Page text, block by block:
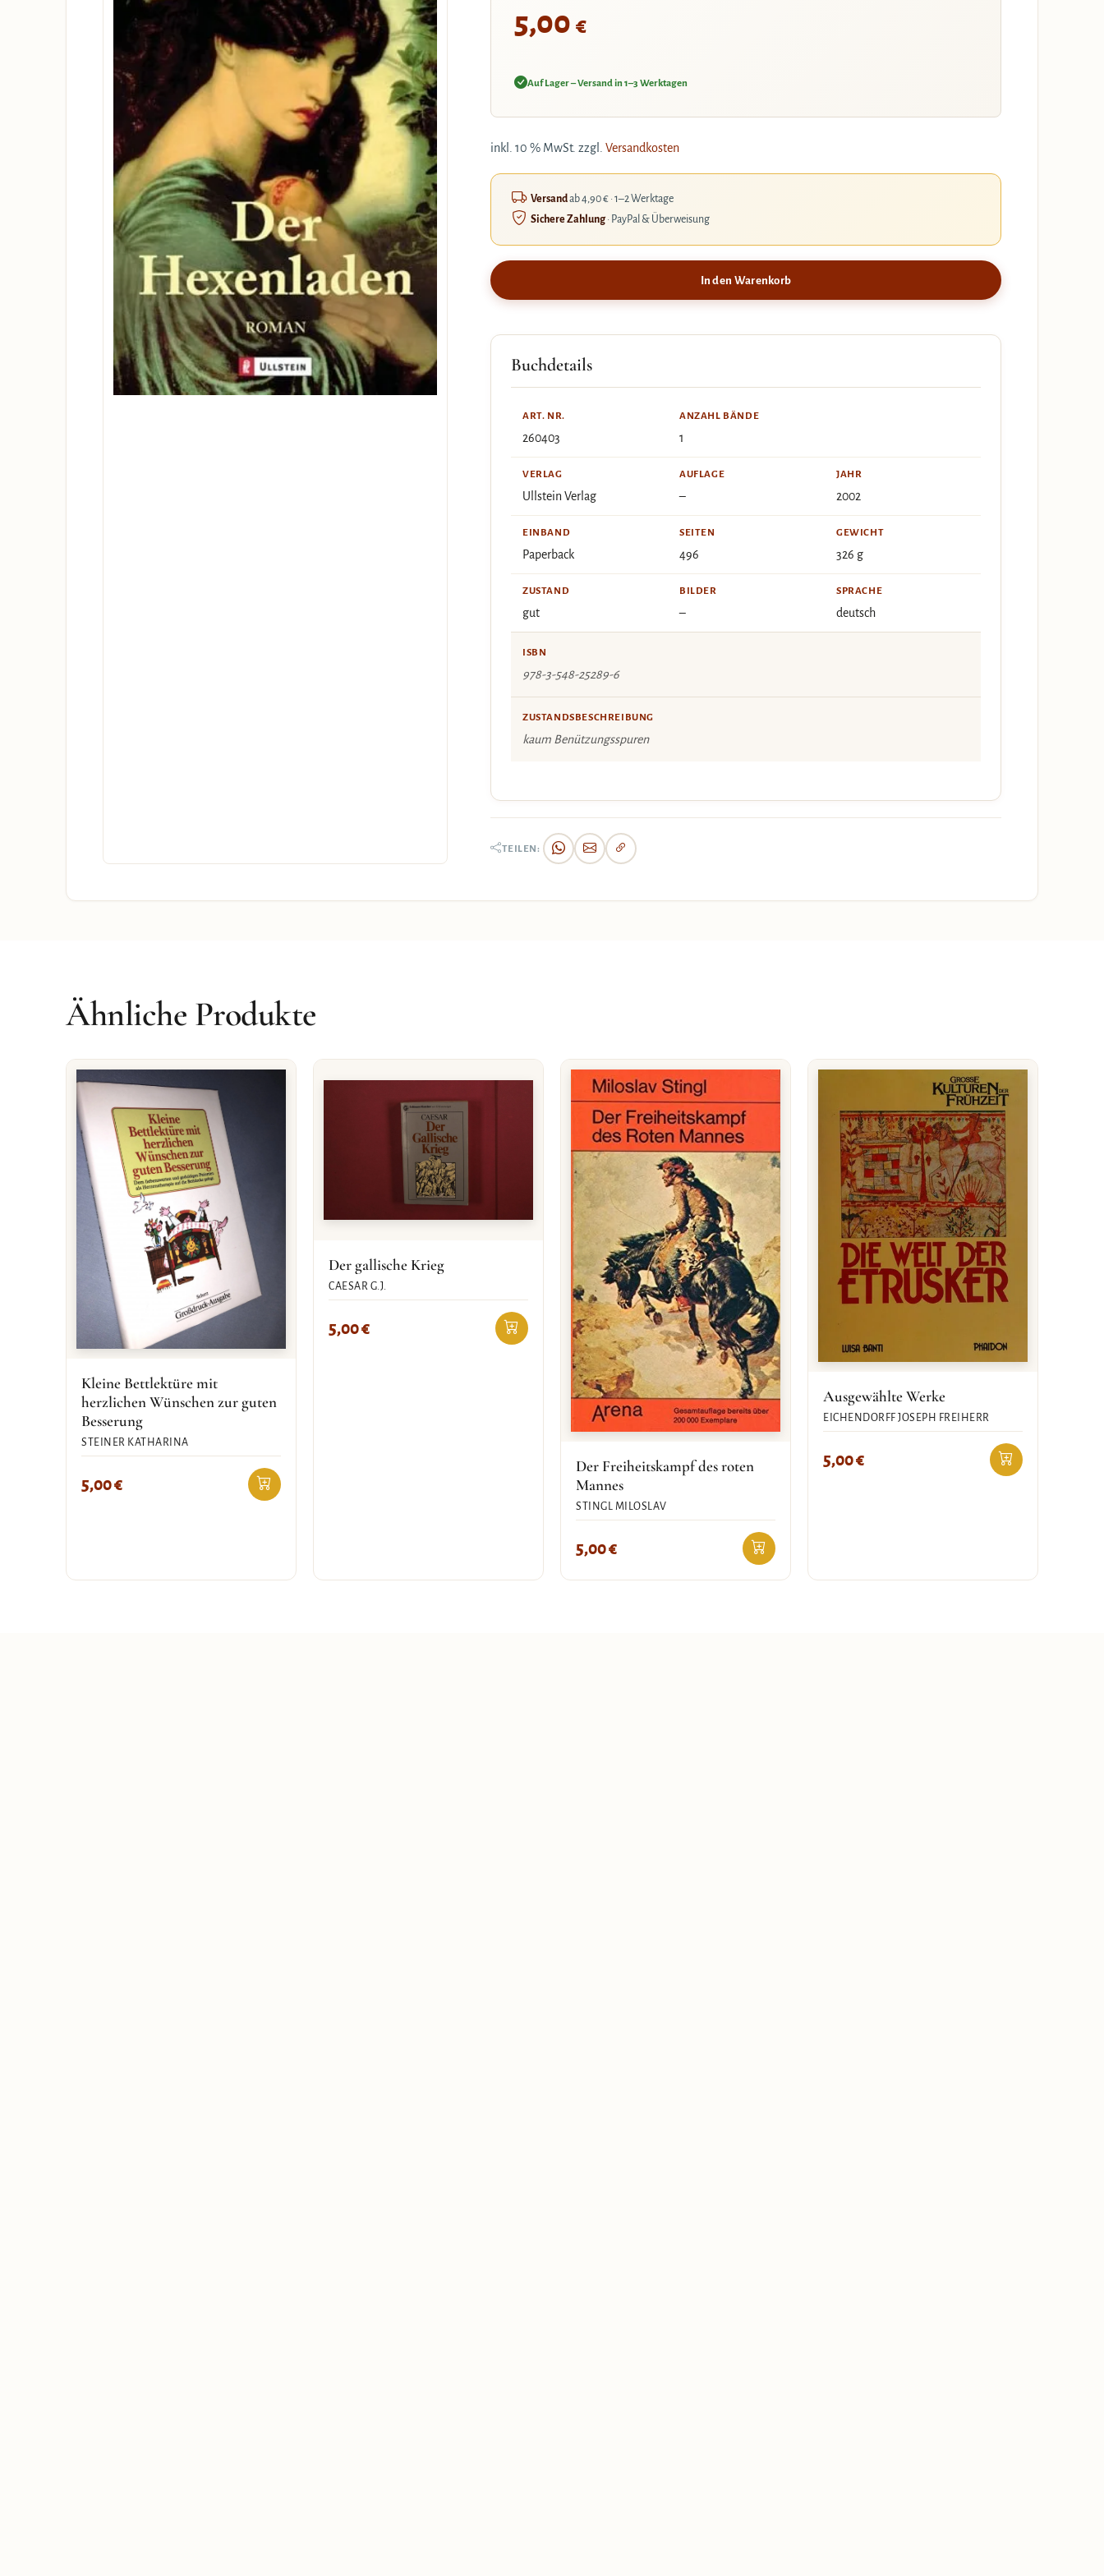
5,00 €
Auf Lager – Versand in 1–3 Werktagen
inkl. 10 % MwSt. zzgl. Versandkosten
Versandab 4,90 € · 1–2 Werktage
Sichere Zahlung· PayPal & Überweisung
In den Warenkorb
Buchdetails
ART. NR.
260403
ANZAHL BÄNDE
1
VERLAG
Ullstein Verlag
AUFLAGE
–
JAHR
2002
EINBAND
Paperback
SEITEN
496
GEWICHT
326 g
ZUSTAND
gut
BILDER
–
SPRACHE
deutsch
ISBN
978-3-548-25289-6
ZUSTANDSBESCHREIBUNG
kaum Benützungsspuren
TEILEN:
Ähnliche Produkte
Kleine Bettlektüre mit
herzlichen Wünschen zur guten
Besserung
STEINER KATHARINA
5,00€
Der gallische Krieg
CAESAR G.J.
5,00€
Der Freiheitskampf des roten
Mannes
STINGL MILOSLAV
5,00€
Ausgewählte Werke
EICHENDORFF JOSEPH FREIHERR
5,00€